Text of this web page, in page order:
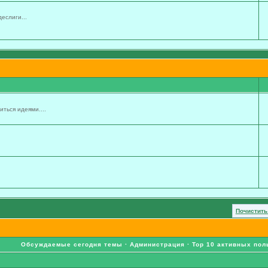
идеями....
Обсуждаемые сегодня темы ·Администрация ·Top 10 активных